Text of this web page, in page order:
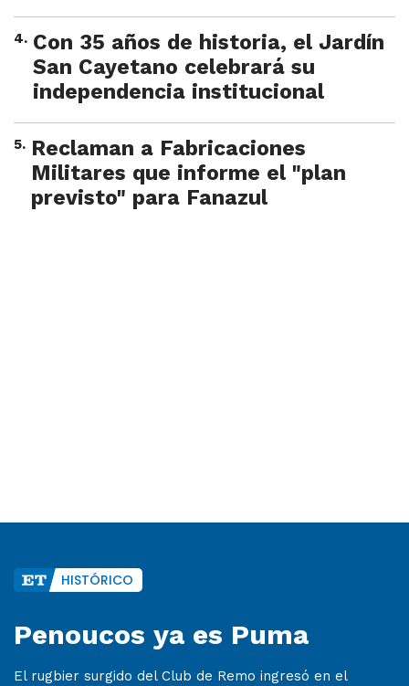
4. Con 35 años de historia, el Jardín
San Cayetano celebrará su
independencia institucional
5. Reclaman a Fabricaciones
Militares que informe el "plan
previsto" para Fanazul
HISTÓRICO
Penoucos ya es Puma
El rugbier surgido del Club de Remo ingresó en el